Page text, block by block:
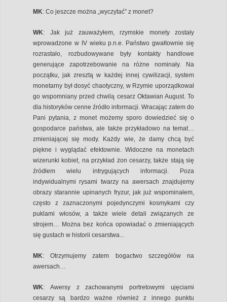
MK: Co jeszcze można „wyczytać” z monet?
WK: Jak już zauważyłem, rzymskie monety zostały
wprowadzone w IV wieku p.n.e. Państwo gwałtownie się
rozrastało, rozbudowywane były kontakty handlowe
generujące zapotrzebowanie na różne nominały. Na
początku, jak zresztą w każdej innej cywilizacji, system
monetarny był dosyć chaotyczny, w Rzymie uporządkował
go wspomniany przed chwilą cesarz Oktawian August. To
dla historyków cenne źródło informacji. Wracając zatem do
Pani pytania, z monet możemy sporo dowiedzieć się o
gospodarce państwa, ale także przykładowo na temat…
zmieniającej się mody. Każdy wie, że damy chcą być
piękne i wyglądać efektownie. Widoczne na monetach
wizerunki kobiet, na przykład żon cesarzy, także stają się
źródłem wielu intrygujących informacji. Poza
indywidualnymi rysami twarzy na awersach znajdujemy
obrazy starannie upinanych fryzur, jak już wspominałem,
często z zaznaczonymi pojedynczymi kosmykami czy
puklami włosów, a także wiele detali związanych ze
strojem… Można bez końca opowiadać o zmieniających
się gustach w historii cesarstwa...
MK: Otrzymujemy zatem bogactwo szczegółów na
awersach…
WK: Awersy z zachowanymi portretowymi ujęciami
cesarzy są bardzo ważne również z innego punktu